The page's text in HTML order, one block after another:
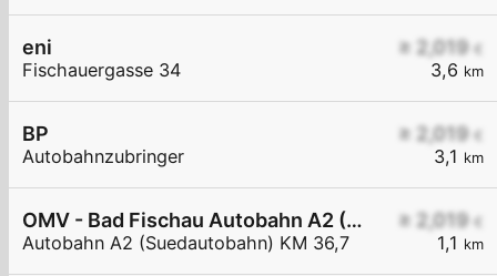
≥ 2,019 €
3,6 km
eni
Fischauergasse 34
≥ 2,019 €
3,1 km
BP
Autobahnzubringer
≥ 2,019 €
1,1 km
OMV - Bad Fischau Autobahn A2 (Südautobahn) KM 36,7
Autobahn A2 (Suedautobahn) KM 36,7